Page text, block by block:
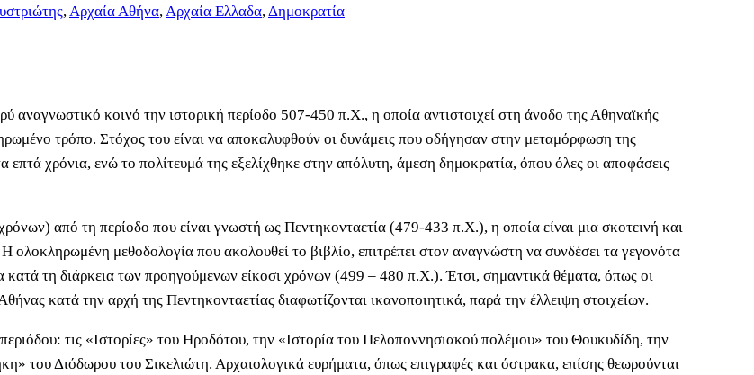
, Αρχαία Αθήνα, Αρχαία Ελλαδα, Δημοκρατία
αναγνωστικό κοινό την ιστορική περίοδο 507-450 π.Χ., η οποία αντιστοιχεί στη άνοδο της Αθηναϊκής
τρόπο. Στόχος του είναι να αποκαλυφθούν οι δυνάμεις που οδήγησαν στην μεταμόρφωση της
χρόνια, ενώ το πολίτευμά της εξελίχθηκε στην απόλυτη, άμεση δημοκρατία, όπου όλες οι αποφάσεις
από τη περίοδο που είναι γνωστή ως Πεντηκονταετία (479-433 π.Χ.), η οποία είναι μια σκοτεινή και
ολοκληρωμένη μεθοδολογία που ακολουθεί το βιβλίο, επιτρέπει στον αναγνώστη να συνδέσει τα γεγονότα
τη διάρκεια των προηγούμενων είκοσι χρόνων (499 – 480 π.Χ.). Έτσι, σημαντικά θέματα, όπως οι
κατά την αρχή της Πεντηκονταετίας διαφωτίζονται ικανοποιητικά, παρά την έλλειψη στοιχείων.
τις «Ιστορίες» του Ηροδότου, την «Ιστορία του Πελοποννησιακού πολέμου» του Θουκυδίδη, την
του Διόδωρου του Σικελιώτη. Αρχαιολογικά ευρήματα, όπως επιγραφές και όστρακα, επίσης θεωρούνται